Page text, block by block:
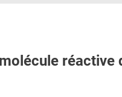
réactive